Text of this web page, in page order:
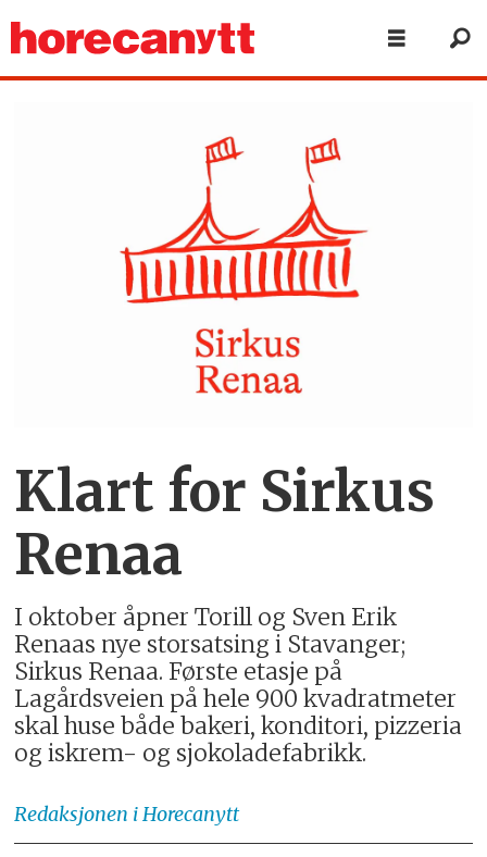
Klart for Sirkus
Renaa
I oktober åpner Torill og Sven Erik
Renaas nye storsatsing i Stavanger;
Sirkus Renaa. Første etasje på
Lagårdsveien på hele 900 kvadratmeter
skal huse både bakeri, konditori, pizzeria
og iskrem- og sjokoladefabrikk.
Redaksjonen i Horecanytt